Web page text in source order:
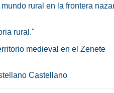
rural en la frontera
rural."
medieval en el Zenete
Castellano